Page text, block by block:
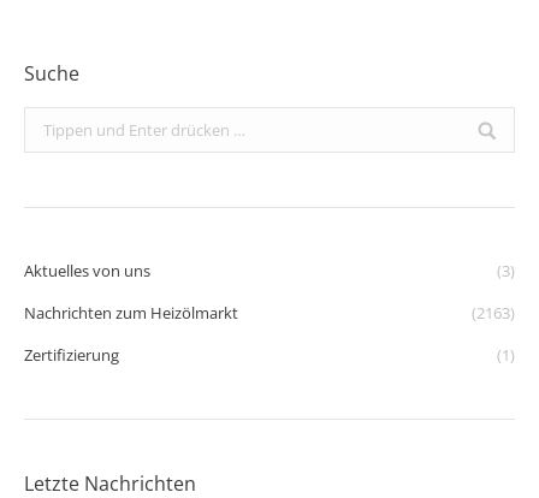
Suche
Search:
Aktuelles von uns
(3)
Nachrichten zum Heizölmarkt
(2163)
Zertifizierung
(1)
Letzte Nachrichten